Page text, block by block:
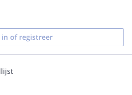
in of registreer